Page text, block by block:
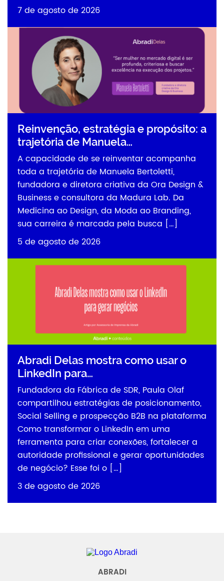
7 de agosto de 2026
Reinvenção, estratégia e propósito: a
trajetória de Manuela…
A capacidade de se reinventar acompanha
toda a trajetória de Manuela Bertoletti,
fundadora e diretora criativa da Ora Design &
Business e consultora da Madura Lab. Da
Medicina ao Design, da Moda ao Branding,
sua carreira é marcada pela busca […]
5 de agosto de 2026
Abradi Delas mostra como usar o
LinkedIn para…
Fundadora da Fábrica de SDR, Paula Olaf
compartilhou estratégias de posicionamento,
Social Selling e prospecção B2B na plataforma
Como transformar o LinkedIn em uma
ferramenta para criar conexões, fortalecer a
autoridade profissional e gerar oportunidades
de negócio? Esse foi o […]
3 de agosto de 2026
Abradi
ABRADI